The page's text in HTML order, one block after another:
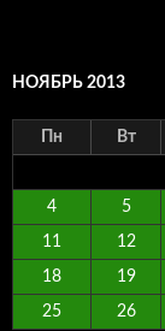
НОЯБРЬ 2013
Пн Вт
4 5
11 12
18 19
25 26